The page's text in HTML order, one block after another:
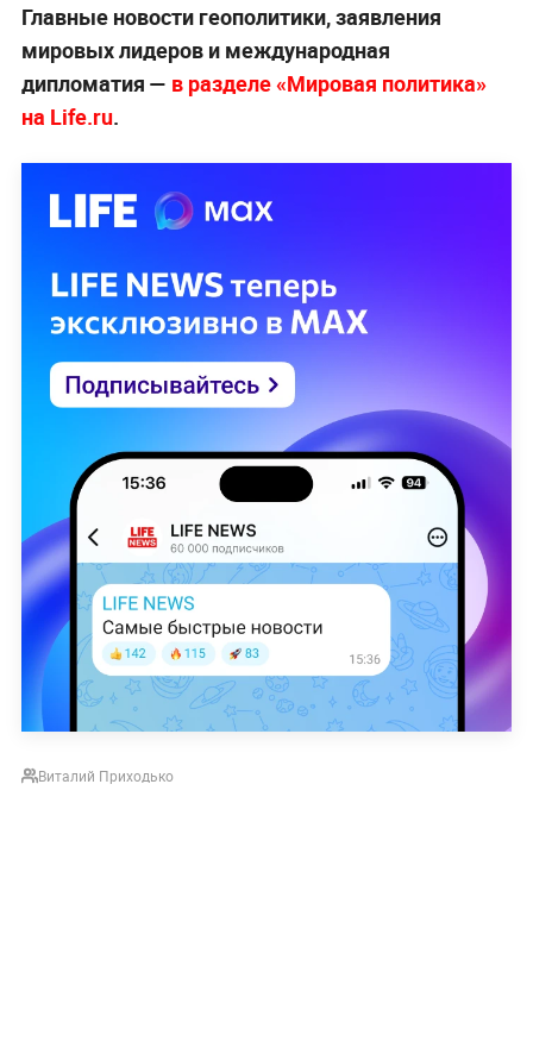
Главные новости геополитики, заявления
мировых лидеров и международная
дипломатия — в разделе «Мировая политика»
на Life.ru.
Виталий Приходько